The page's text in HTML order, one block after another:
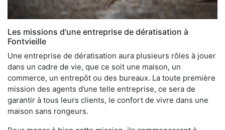
Les missions d'une entreprise de dératisation à
Fontvieille
Une entreprise de dératisation aura plusieurs rôles à jouer
dans un cadre de vie, que ce soit une maison, un
commerce, un entrepôt ou des bureaux. La toute première
mission des agents d’une telle entreprise, ce sera de
garantir à tous leurs clients, le confort de vivre dans une
maison sans rongeurs.